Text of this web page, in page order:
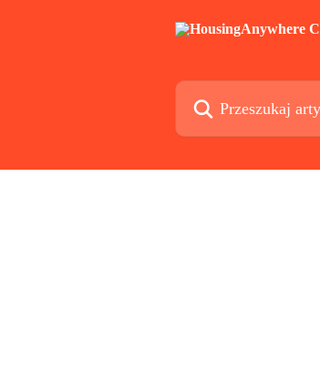
Przeszukaj artykuły...